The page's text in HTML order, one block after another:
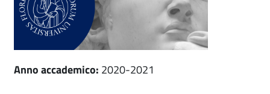
Anno accademico: 2020-2021